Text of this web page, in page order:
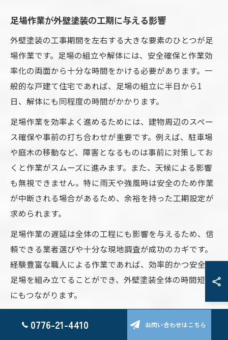
足場作業が外壁塗装の工期に与える影響
外壁塗装の工事期間を左右する大きな要素のひとつが足
場作業です。足場の組立や解体には、安全確保と作業効
率化の両面から十分な時間をかける必要があります。一
般的な戸建て住宅であれば、足場の組立に半日から1
日、解体にも同程度の時間がかかります。
足場作業を効率よく進めるためには、建物周辺のスペー
ス確保や事前の打ち合わせが重要です。例えば、駐車場
や庭木の移動など、障害となるものは事前に対策してお
くと作業がスムーズに進みます。また、天候による影響
も無視できません。特に雨天や強風時は安全のため作業
が中断される場合があるため、余裕を持った工期設定が
求められます。
足場作業の遅延は全体の工程にも影響を与えるため、信
頼できる業者選びや十分な現地調査が成功のカギです。
経験豊富な職人による作業であれば、効率的かつ安全に
足場を組み立てることができ、外壁塗装全体の時間短縮
にもつながります。
高圧洗浄後の外壁塗装で注意すべき点
0776-21-4410 お問い合わせはこちら